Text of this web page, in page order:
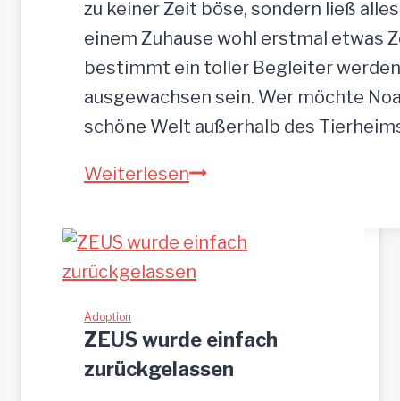
n
b
r
o
p
a
t
e
s
zu keiner Zeit böse, sondern ließ
einem Zuhause wohl erstmal etwas
bestimmt ein toller Begleiter
ausgewachsen sein. Wer möchte
schöne Welt außerhalb des
WeiterlesenN
A
ü
b
Adoption
ZEUS wurde einfach
zurückgelassen